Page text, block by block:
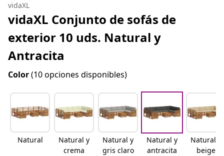
vidaXL
vidaXL Conjunto de sofás de
exterior 10 uds. Natural y
Antracita
Color(10 opciones disponibles)
Natural
Natural y
crema
Natural y
gris claro
Natural y
antracita
Natural y
beige